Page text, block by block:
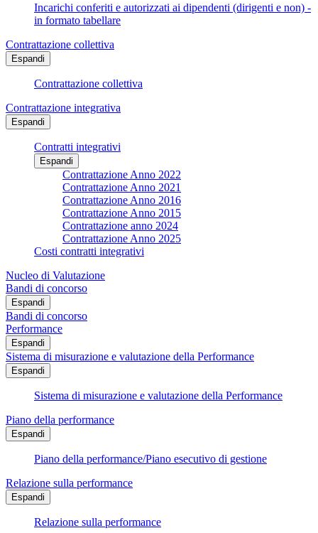
Incarichi conferiti e autorizzati ai dipendenti (dirigenti e non) -
in formato tabellare
Contrattazione collettiva
Espandi
Contrattazione collettiva
Contrattazione integrativa
Espandi
Contratti integrativi
Espandi
Contrattazione Anno 2022
Contrattazione Anno 2021
Contrattazione Anno 2016
Contrattazione Anno 2015
Contrattazione anno 2024
Contrattazione Anno 2025
Costi contratti integrativi
Nucleo di Valutazione
Bandi di concorso
Espandi
Bandi di concorso
Performance
Espandi
Sistema di misurazione e valutazione della Performance
Espandi
Sistema di misurazione e valutazione della Performance
Piano della performance
Espandi
Piano della performance/Piano esecutivo di gestione
Relazione sulla performance
Espandi
Relazione sulla performance